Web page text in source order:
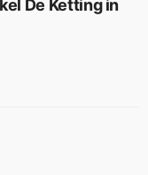
De Ketting in